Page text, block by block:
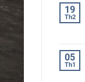
19
Th2
05
Th1